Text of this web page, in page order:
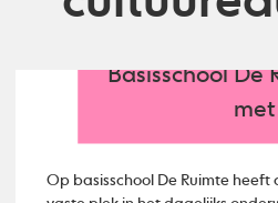
Basisschool De
Op basisschool De Ruimte